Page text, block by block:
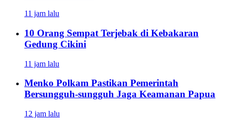
11 jam lalu
10 Orang Sempat Terjebak di Kebakaran
Gedung Cikini
11 jam lalu
Menko Polkam Pastikan Pemerintah
Bersungguh-sungguh Jaga Keamanan Papua
12 jam lalu